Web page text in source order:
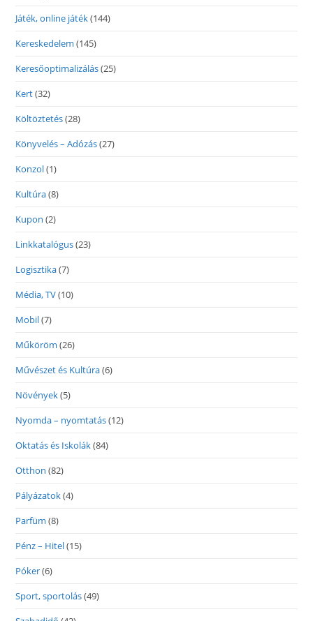
Játék, online játék(144)
Kereskedelem (145)
Keresőoptimalizálás(25)
Kert(32)
Költöztetés(28)
Könyvelés – Adózás(27)
Konzol(1)
Kultúra(8)
Kupon (2)
Linkkatalógus(23)
Logisztika(7)
Média, TV(10)
Mobil(7)
Műköröm (26)
Művészet és Kultúra(6)
Növények(5)
Nyomda – nyomtatás(12)
Oktatás és Iskolák(84)
Otthon (82)
Pályázatok(4)
Parfüm (8)
Pénz – Hitel(15)
Póker(6)
Sport, sportolás(49)